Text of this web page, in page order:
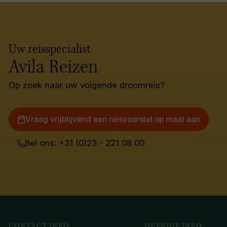
Uw reisspecialist
Avila Reizen
Op zoek naar uw volgende droomreis?
Vraag vrijblijvend een reisvoorstel op maat aan
Bel ons: +31 (0)23 - 221 08 00